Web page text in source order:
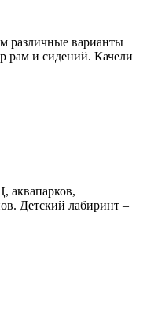
различные варианты
рам и сидений. Качели
аквапарков,
Детский лабиринт –